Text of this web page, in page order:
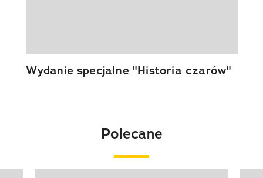
Wydanie specjalne "Historia czarów"
Polecane